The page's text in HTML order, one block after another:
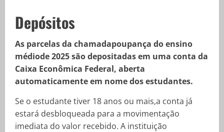
Depósitos
As parcelas da chamadapoupança do ensino
médiode 2025 são depositadas em uma conta da
Caixa Econômica Federal, aberta
automaticamente em nome dos estudantes.
Se o estudante tiver 18 anos ou mais,a conta já
estará desbloqueada para a movimentação
imediata do valor recebido. A instituição